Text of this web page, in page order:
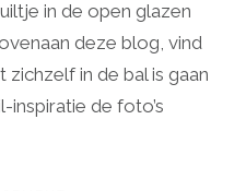
in de open glazen
deze blog, vind
zichzelf in de bal is gaan
inspiratie de foto’s